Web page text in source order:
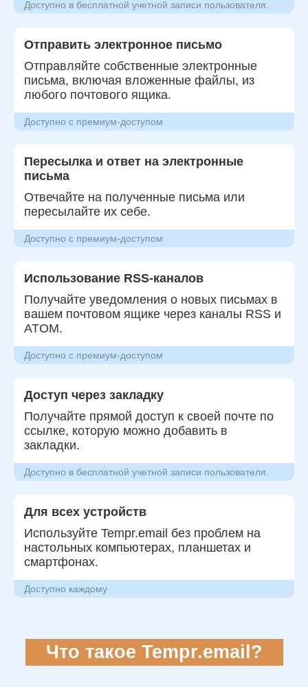
Доступно в бесплатной учетной записи пользователя.
Отправить электронное письмо
Отправляйте собственные электронные
письма, включая вложенные файлы, из
любого почтового ящика.
Доступно с премиум-доступом
Пересылка и ответ на электронные
письма
Отвечайте на полученные письма или
пересылайте их себе.
Доступно с премиум-доступом
Использование RSS-каналов
Получайте уведомления о новых письмах в
вашем почтовом ящике через каналы RSS и
ATOM.
Доступно с премиум-доступом
Доступ через закладку
Получайте прямой доступ к своей почте по
ссылке, которую можно добавить в
закладки.
Доступно в бесплатной учетной записи пользователя.
Для всех устройств
Используйте Tempr.email без проблем на
настольных компьютерах, планшетах и
смартфонах.
Доступно каждому
Что такое Tempr.email?